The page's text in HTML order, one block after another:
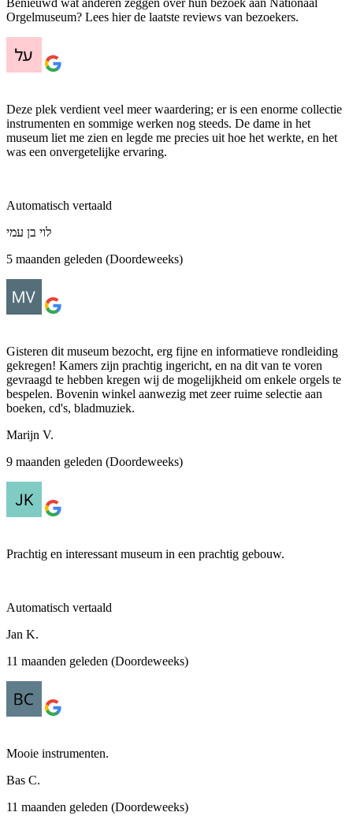
Benieuwd wat anderen zeggen over hun bezoek aan Nationaal
Orgelmuseum? Lees hier de laatste reviews van bezoekers.
Deze plek verdient veel meer waardering; er is een enorme collectie
instrumenten en sommige werken nog steeds. De dame in het
museum liet me zien en legde me precies uit hoe het werkte, en het
was een onvergetelijke ervaring.
Automatisch vertaald
לוי בן עמי
5 maanden geleden (Doordeweeks)
Gisteren dit museum bezocht, erg fijne en informatieve rondleiding
gekregen! Kamers zijn prachtig ingericht, en na dit van te voren
gevraagd te hebben kregen wij de mogelijkheid om enkele orgels te
bespelen. Bovenin winkel aanwezig met zeer ruime selectie aan
boeken, cd's, bladmuziek.
Marijn V.
9 maanden geleden (Doordeweeks)
Prachtig en interessant museum in een prachtig gebouw.
Automatisch vertaald
Jan K.
11 maanden geleden (Doordeweeks)
Mooie instrumenten.
Bas C.
11 maanden geleden (Doordeweeks)